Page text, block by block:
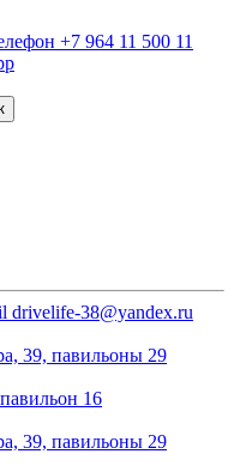
+7 964 11 500 11
drivelife-38@yandex.ru
39, павильоны 29
16
39, павильоны 29